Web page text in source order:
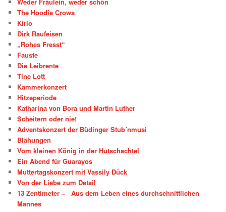
The Hoodie Crows
Kirio
Dirk Raufeisen
„Rohes Fresst“
Fauste
Die Leibrente
Tine Lott
Kammerkonzert
Hitzeperiode
Katharina von Bora und Martin Luther
Scheitern oder nie!
Adventskonzert der Büdinger Stub´nmusi
Blähungen
Vom kleinen König in der Hutschachtel
Ein Abend für Guarayos
Muttertagskonzert mit Vassily Dück
Von der Liebe zum Detail
13 Zentimeter – Aus dem Leben eines durchschnittlichen
Mannes